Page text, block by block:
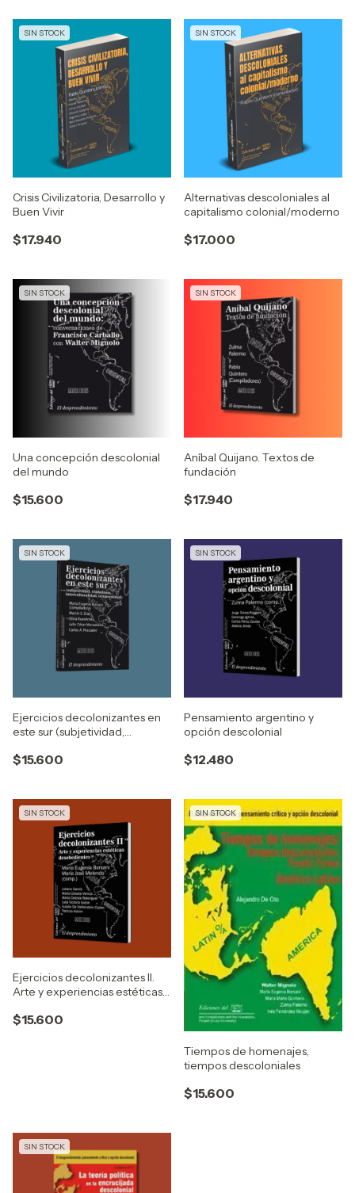
SIN STOCK
Crisis Civilizatoria, Desarrollo y
Buen Vivir
$17.940
SIN STOCK
Alternativas descoloniales al
capitalismo colonial/moderno
$17.000
SIN STOCK
Una concepción descolonial
del mundo
$15.600
SIN STOCK
Aníbal Quijano. Textos de
fundación
$17.940
SIN STOCK
Ejercicios decolonizantes en
este sur (subjetividad,
temporalidad)
$15.600
SIN STOCK
Pensamiento argentino y
opción descolonial
$12.480
SIN STOCK
Ejercicios decolonizantes II.
Arte y experiencias estéticas
$15.600
SIN STOCK
Tiempos de homenajes,
tiempos descoloniales
$15.600
SIN STOCK